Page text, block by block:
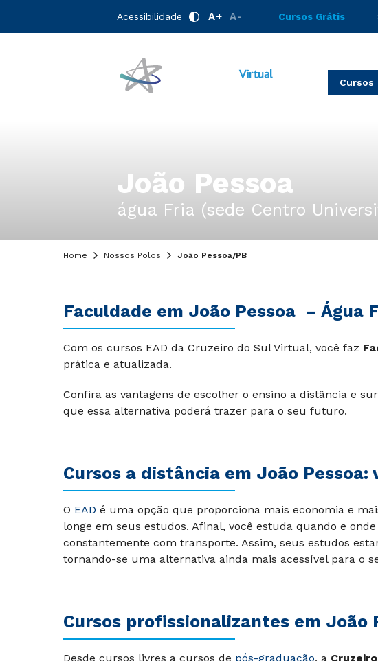
Acessibilidade A+ A- Cursos Grátis
Cursos
João Pessoa
água Fria (sede Centro
Home Nossos Polos João Pessoa/PB
Faculdade em João Pessoa – Água
Com os cursos EAD da Cruzeiro do Sul Virtual, você faz
prática e atualizada.
Confira as vantagens de escolher o ensino a distância e
que essa alternativa poderá trazer para o seu futuro.
Cursos a distância em João Pessoa:
O EAD é uma opção que proporciona mais economia e
longe em seus estudos. Afinal, você estuda quando e
constantemente com transporte. Assim, seus estudos
tornando-se uma alternativa ainda mais acessível para o
Cursos profissionalizantes em João
Desde cursos livres a cursos de pós-graduação, a